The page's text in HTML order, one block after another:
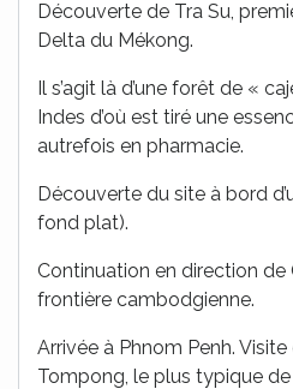
Découverte de Tra Su,
Delta du Mékong.
Il s’agit là d’une forêt de «
Indes d’où est tiré une
autrefois en pharmacie.
Découverte du site à bord
fond plat).
Continuation en direction de
frontière cambodgienne.
Arrivée à Phnom Penh.
Tompong, le plus typique de